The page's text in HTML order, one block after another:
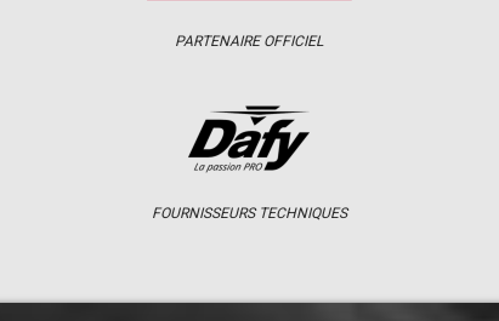
PARTENAIRE OFFICIEL
FOURNISSEURS TECHNIQUES